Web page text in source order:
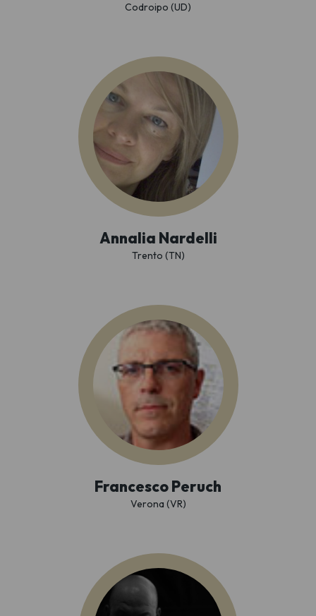
Codroipo (UD)
Annalia Nardelli
Trento (TN)
Francesco Peruch
Verona (VR)